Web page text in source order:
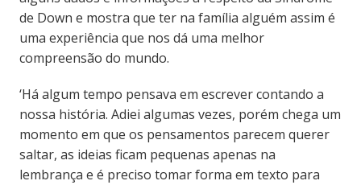
de Down e mostra que ter na família alguém assim é
uma experiência que nos dá uma melhor
compreensão do mundo.
‘Há algum tempo pensava em escrever contando a
nossa história. Adiei algumas vezes, porém chega um
momento em que os pensamentos parecem querer
saltar, as ideias ficam pequenas apenas na
lembrança e é preciso tomar forma em texto para